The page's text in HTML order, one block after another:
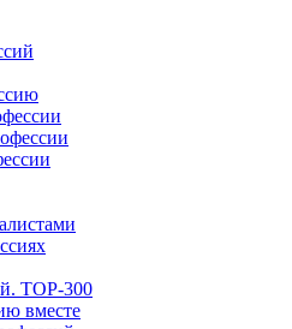
TOP-300
вместе